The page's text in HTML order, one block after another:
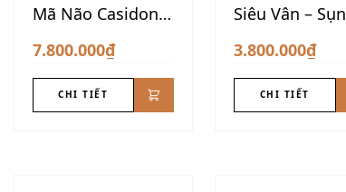
Mã Não Casidon
7.800.000₫
CHI TIẾT
Siêu Vân – Sụn
Lên Não VIP
3.800.000₫
CHI TIẾT